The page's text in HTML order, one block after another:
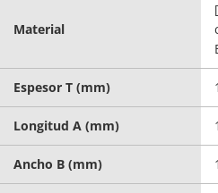
Material
Espesor T (mm)
Longitud A (mm)
Ancho B (mm)